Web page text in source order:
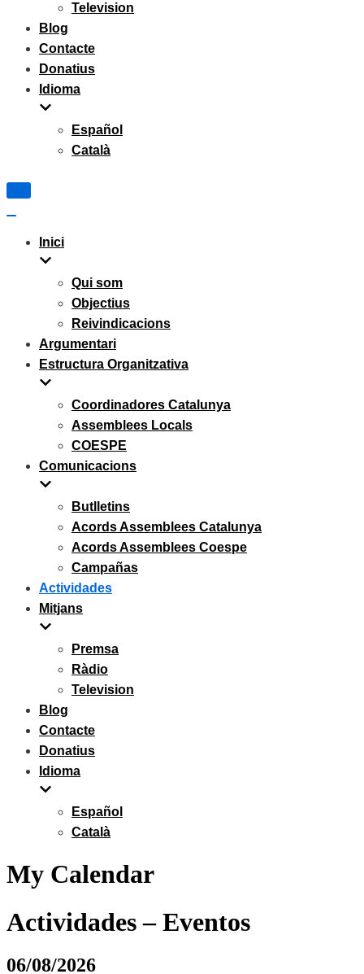
Television
Blog
Contacte
Donatius
Idioma
Español
Català
Navigation
Inici
Qui som
Objectius
Reivindicacions
Argumentari
Estructura Organitzativa
Coordinadores Catalunya
Assemblees Locals
COESPE
Comunicacions
Butlletins
Acords Assemblees Catalunya
Acords Assemblees Coespe
Campañas
Actividades
Mitjans
Premsa
Ràdio
Television
Blog
Contacte
Donatius
Idioma
Español
Català
My Calendar
Actividades – Eventos
06/08/2026